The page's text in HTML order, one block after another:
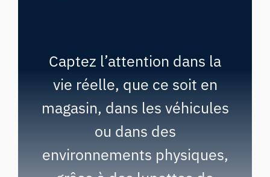
Captez l’attention dans la
vie réelle, que ce soit en
magasin, dans les véhicules
ou dans des
environnements physiques,